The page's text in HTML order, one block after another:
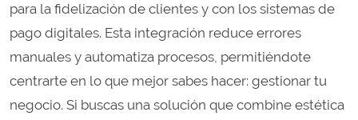
para la fidelización de clientes y con los sistemas de
pago digitales. Esta integración reduce errores
manuales y automatiza procesos, permitiéndote
centrarte en lo que mejor sabes hacer: gestionar tu
negocio. Si buscas una solución que combine estética